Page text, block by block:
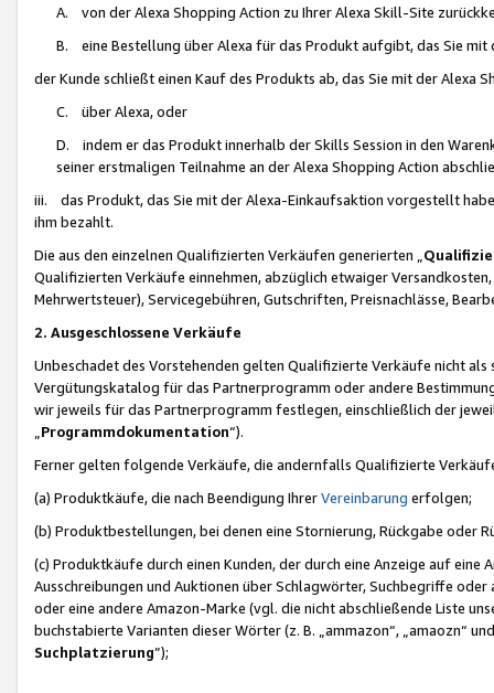
A. von der Alexa Shopping Action zu Ihrer Alexa Skill-Site
B. eine Bestellung über Alexa für das Produkt aufgibt, das Sie mit
der Kunde schließt einen Kauf des Produkts ab, das Sie mit der Alexa
C. über Alexa, oder
D. indem er das Produkt innerhalb der Skills Session in den
seiner erstmaligen Teilnahme an der Alexa Shopping Action
iii. das Produkt, das Sie mit der Alexa-Einkaufsaktion vorgestellt
ihm bezahlt.
Die aus den einzelnen Qualifizierten Verkäufen generierten „
Qualifizierten Verkäufe einnehmen, abzüglich etwaiger
Mehrwertsteuer), Servicegebühren, Gutschriften, Preisnachlässe,
2. Ausgeschlossene Verkäufe
Unbeschadet des Vorstehenden gelten Qualifizierte Verkäufe nicht
Vergütungskatalog für das Partnerprogramm oder andere
wir jeweils für das Partnerprogramm festlegen, einschließlich der
Programmdokumentation“).
Ferner gelten folgende Verkäufe, die andernfalls Qualifizierte
(a) Produktkäufe, die nach Beendigung IhrerVereinbarung erfolgen;
(b) Produktbestellungen, bei denen eine Stornierung, Rückgabe oder
(c) Produktkäufe durch einen Kunden, der durch eine Anzeige auf
Ausschreibungen und Auktionen über Schlagwörter, Suchbegriffe
oder eine andere Amazon-Marke (vgl. die nicht abschließende Liste
buchstabierte Varianten dieser Wörter (z. B. „ammazon“, „amaozn“
Suchplatzierung”);